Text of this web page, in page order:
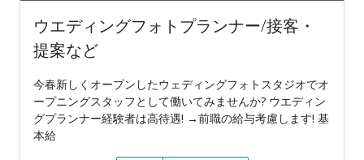
ウエディングフォトプランナー/接客・
提案など
今春新しくオープンしたウェディングフォトスタジオでオ
ープニングスタッフとして働いてみませんか? ウエディン
グプランナー経験者は高待遇! →前職の給与考慮します! 基
本給